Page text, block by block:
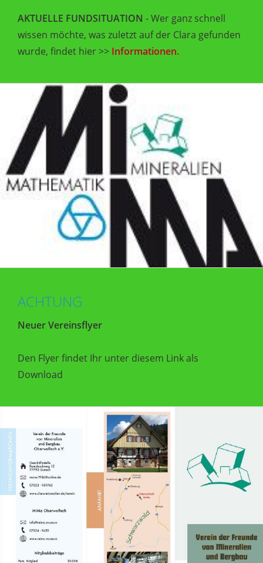
AKTUELLE FUNDSITUATION - Wer ganz schnell
wissen möchte, was zuletzt auf der Clara gefunden
wurde, findet hier >> Informationen.
ACHTUNG
Neuer Vereinsflyer
Den Flyer findet Ihr unter diesem Link als
Download